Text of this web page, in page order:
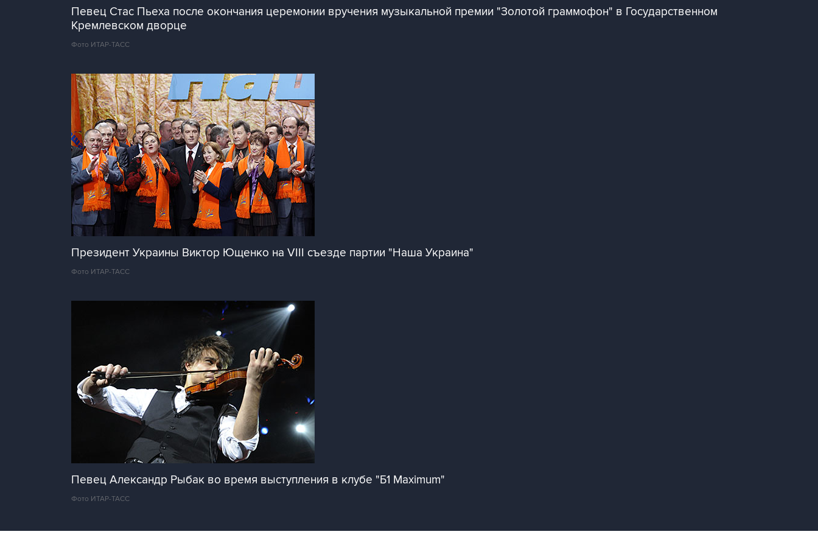
Певец Стас Пьеха после окончания церемонии вручения музыкальной премии "Золотой граммофон" в Государственном
Кремлевском дворце
Фото ИТАР-ТАСС
Президент Украины Виктор Ющенко на VIII съезде партии "Наша Украина"
Фото ИТАР-ТАСС
Певец Александр Рыбак во время выступления в клубе "Б1 Maximum"
Фото ИТАР-ТАСС